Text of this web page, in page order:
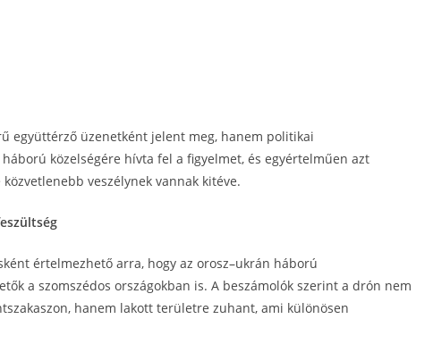
együttérző üzenetként jelent meg, hanem politikai
közelségére hívta fel a figyelmet, és egyértelműen azt
veszélynek vannak kitéve.
értelmezhető arra, hogy az orosz–ukrán háború
a szomszédos országokban is. A beszámolók szerint a drón nem
hanem lakott területre zuhant, ami különösen